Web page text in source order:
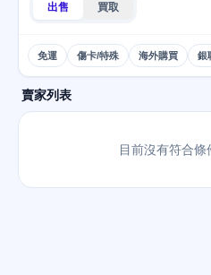
出售 買取
免運 傷卡/特殊 海外購買 銀
賣家列表
目前沒有符合